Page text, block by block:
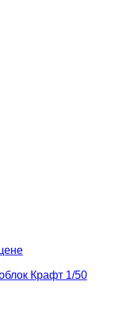
Крафт 1/50